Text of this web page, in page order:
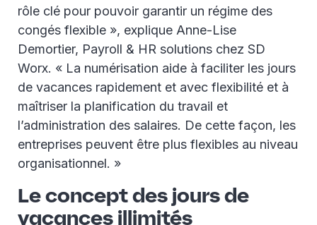
rôle clé pour pouvoir garantir un régime des
congés flexible », explique Anne-Lise
Demortier, Payroll & HR solutions chez SD
Worx. « La numérisation aide à faciliter les jours
de vacances rapidement et avec flexibilité et à
maîtriser la planification du travail et
l’administration des salaires. De cette façon, les
entreprises peuvent être plus flexibles au niveau
organisationnel. »
Le concept des jours de
vacances illimités